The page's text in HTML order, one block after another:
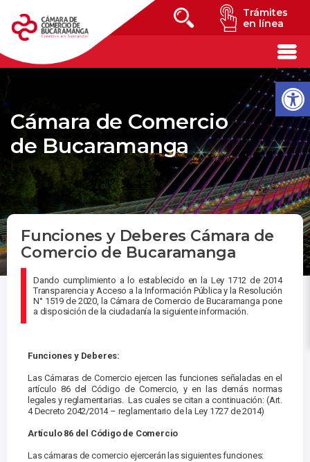
Trámites
en línea
Cámara de Comercio
de Bucaramanga
Funciones y Deberes Cámara de
Comercio de Bucaramanga
Dando cumplimiento a lo establecido en la Ley 1712 de 2014
Transparencia y Acceso a la Información Pública y la Resolución
N° 1519 de 2020, la Cámara de Comercio de Bucaramanga pone
a disposición de la ciudadanía la siguiente información.
Funciones y Deberes:
Las Cámaras de Comercio ejercen las funciones señaladas en el
artículo 86 del Código de Comercio, y en las demás normas
legales y reglamentarias. Las cuales se citan a continuación: (Art.
4 Decreto 2042/2014 – reglamentario de la Ley 1727 de 2014)
Artículo 86 del Código de Comercio
Las cámaras de comercio ejercerán las siguientes funciones: